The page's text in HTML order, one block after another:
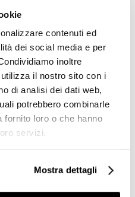
contenuti ed
dei social media e per
inoltre
il nostro sito con i
di analisi dei dati web,
potrebbero combinarle
fornito loro o che hanno
servizi.
Mostra dettagli
Lavabo d'appoggio
€ 119,56 € 74,90